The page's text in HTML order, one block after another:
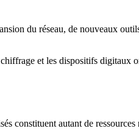
du réseau, de nouveaux
et les dispositifs digitaux
constituent autant de